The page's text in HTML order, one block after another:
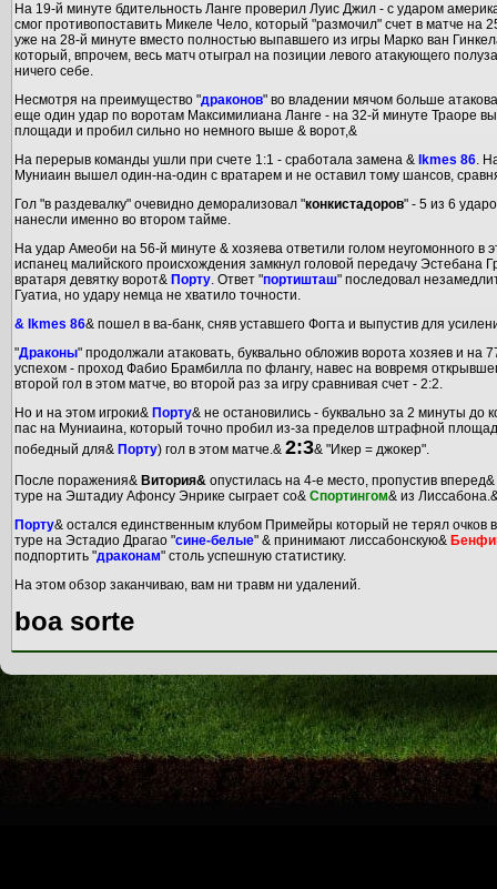
На 19-й минуте бдительность Ланге проверил Луис Джил - с ударом
смог противопоставить Микеле Чело, который "размочил" счет в матче на
уже на 28-й минуте вместо полностью выпавшего из игры Марко ван
который, впрочем, весь матч отыграл на позиции левого атакующего
ничего себе.
Несмотря на преимущество "драконов" во владении мячом больше
еще один удар по воротам Максимилиана Ланге - на 32-й минуте Траоре
площади и пробил сильно но немного выше & ворот,&
На перерыв команды ушли при счете 1:1 - сработала замена & Ikmes 86.
Муниаин вышел один-на-один с вратарем и не оставил тому шансов,
Гол "в раздевалку" очевидно деморализовал "конкистадоров" - 5 из 6
нанесли именно во втором тайме.
На удар Амеоби на 56-й минуте & хозяева ответили голом неугомонного в
испанец малийского происхождения замкнул головой передачу Эстебана
вратаря девятку ворот& Порту. Ответ "портишташ" последовал
Гуатиа, но удару немца не хватило точности.
& Ikmes 86& пошел в ва-банк, сняв уставшего Фогта и выпустив для
"Драконы" продолжали атаковать, буквально обложив ворота хозяев и на
успехом - проход Фабио Брамбилла по флангу, навес на вовремя
второй гол в этом матче, во второй раз за игру сравнивая счет - 2:2.
Но и на этом игроки& Порту& не остановились - буквально за 2 минуты
пас на Муниаина, который точно пробил из-за пределов штрафной
победный для& Порту) гол в этом матче.& 2:3& "Икер = джокер".
После поражения& Витория& опустилась на 4-е место, пропустив вперед&
туре на Эштадиу Афонсу Энрике сыграет со& Спортингом& из
Порту& остался единственным клубом Примейры который не терял очков
туре на Эстадио Драгао "сине-белые" & принимают лиссабонскую&
подпортить "драконам" столь успешную статистику.
На этом обзор заканчиваю, вам ни травм ни удалений.
boa sorte